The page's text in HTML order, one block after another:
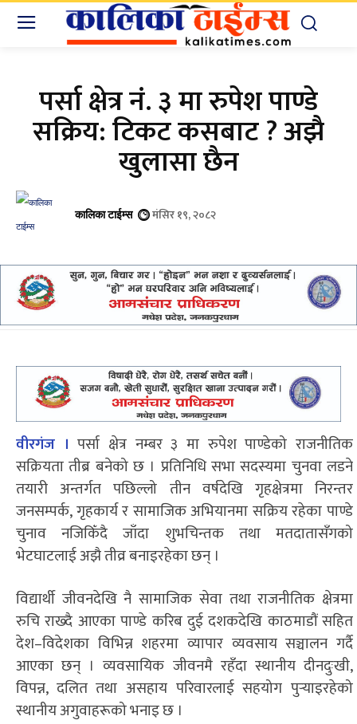
पर्सा क्षेत्र नं. ३ मा रुपेश पाण्डे
सक्रिय: टिकट कसबाट ? अझै
खुलासा छैन
कालिका टाईम्स मंसिर १९, २०८२
वीरगंज । पर्सा क्षेत्र नम्बर ३ मा रुपेश पाण्डेको राजनीतिक
सक्रियता तीब्र बनेको छ । प्रतिनिधि सभा सदस्यमा चुनवा लडने
तयारी अन्तर्गत पछिल्लो तीन वर्षदेखि गृहक्षेत्रमा निरन्तर
जनसम्पर्क, गृहकार्य र सामाजिक अभियानमा सक्रिय रहेका पाण्डे
चुनाव नजिकिँदै जाँदा शुभचिन्तक तथा मतदातासँगको
भेटघाटलाई अझै तीव्र बनाइरहेका छन् ।
विद्यार्थी जीवनदेखि नै सामाजिक सेवा तथा राजनीतिक क्षेत्रमा
रुचि राख्दै आएका पाण्डे करिब दुई दशकदेखि काठमाडौं सहित
देश–विदेशका विभिन्न शहरमा व्यापार व्यवसाय सञ्चालन गर्दै
आएका छन् । व्यवसायिक जीवनमै रहँदा स्थानीय दीनदुःखी,
विपन्न, दलित तथा असहाय परिवारलाई सहयोग पुर्‍याइरहेको
स्थानीय अगुवाहरूको भनाइ छ ।